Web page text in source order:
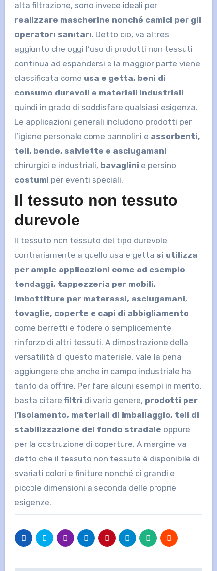
alta filtrazione, sono invece ideali per
realizzare mascherine nonché camici per gli
operatori sanitari. Detto ciò, va altresì
aggiunto che oggi l’uso di prodotti non tessuti
continua ad espandersi e la maggior parte viene
classificata come usa e getta, beni di
consumo durevoli e materiali industriali
quindi in grado di soddisfare qualsiasi esigenza.
Le applicazioni generali includono prodotti per
l’igiene personale come pannolini e assorbenti,
teli, bende, salviette e asciugamani
chirurgici e industriali, bavaglini e persino
costumi per eventi speciali.
Il tessuto non tessuto
durevole
Il tessuto non tessuto del tipo durevole
contrariamente a quello usa e getta si utilizza
per ampie applicazioni come ad esempio
tendaggi, tappezzeria per mobili,
imbottiture per materassi, asciugamani,
tovaglie, coperte e capi di abbigliamento
come berretti e fodere o semplicemente
rinforzo di altri tessuti. A dimostrazione della
versatilità di questo materiale, vale la pena
aggiungere che anche in campo industriale ha
tanto da offrire. Per fare alcuni esempi in merito,
basta citare filtri di vario genere, prodotti per
l’isolamento, materiali di imballaggio, teli di
stabilizzazione del fondo stradale oppure
per la costruzione di coperture. A margine va
detto che il tessuto non tessuto è disponibile di
svariati colori e finiture nonché di grandi e
piccole dimensioni a seconda delle proprie
esigenze.